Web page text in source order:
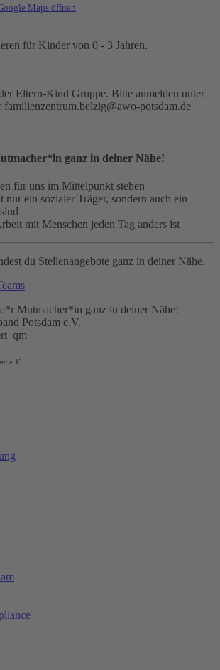
Maps öffnen
für Kinder von 0 - 3 Jahren.
Eltern-Kind Gruppe. Bitte anmelden unter
familienzentrum.belzig@awo-potsdam.de
ganz in deiner Nähe!
für uns im Mittelpunkt stehen
ein sozialer Träger, sondern auch ein
mit Menschen jeden Tag anders ist
du Stellenangebote ganz in deiner Nähe.
e.V.